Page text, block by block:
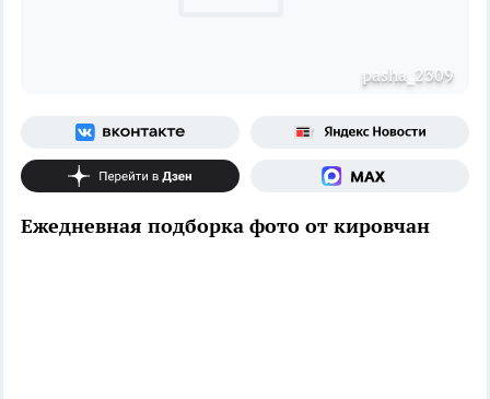
pasha_2309
Ежедневная подборка фото от кировчан